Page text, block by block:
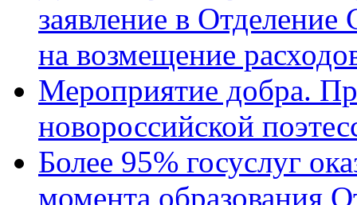
заявление в
на возмещение
Мероприятие добра.
новороссийской
Более 95% госуслуг
момента образования